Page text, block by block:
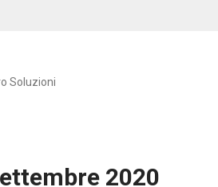
Soluzioni
2020